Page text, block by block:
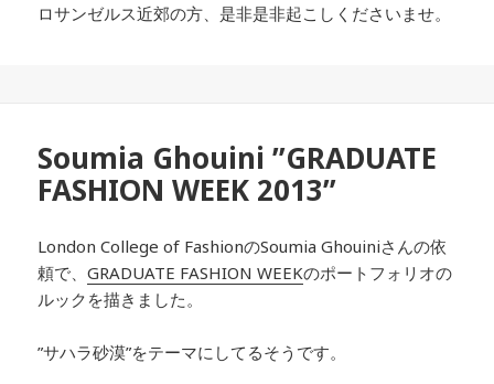
ロサンゼルス近郊の方、是非是非起こしくださいませ。
Soumia Ghouini ”GRADUATE
FASHION WEEK 2013”
London College of FashionのSoumia Ghouiniさんの依
頼で、GRADUATE FASHION WEEKのポートフォリオの
ルックを描きました。
”サハラ砂漠”をテーマにしてるそうです。